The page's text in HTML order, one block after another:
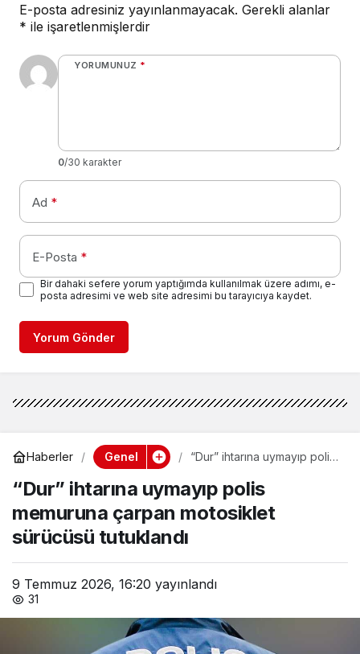
E-posta adresiniz yayınlanmayacak. Gerekli alanlar
* ile işaretlenmişlerdir
YORUMUNUZ *
0/30 karakter
Ad *
E-Posta *
Bir dahaki sefere yorum yaptığımda kullanılmak üzere adımı, e-
posta adresimi ve web site adresimi bu tarayıcıya kaydet.
Yorum Gönder
Haberler Genel
“Dur” ihtarına uymayıp polis
motosiklet sürücüsü
tutuklandı
“Dur” ihtarına uymayıp polis
memuruna çarpan motosiklet
sürücüsü tutuklandı
9 Temmuz 2026, 16:20 yayınlandı
31